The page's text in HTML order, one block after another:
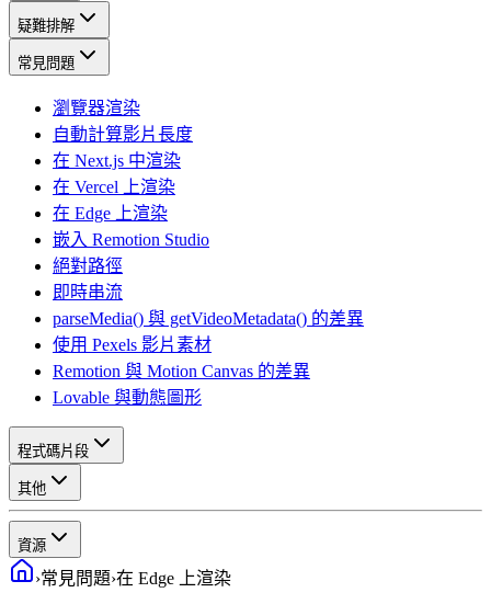
疑難排解
常見問題
瀏覽器渲染
自動計算影片長度
在 Next.js 中渲染
在 Vercel 上渲染
在 Edge 上渲染
嵌入 Remotion Studio
絕對路徑
即時串流
parseMedia() 與 getVideoMetadata() 的差異
使用 Pexels 影片素材
Remotion 與 Motion Canvas 的差異
Lovable 與動態圖形
程式碼片段
其他
資源
›常見問題›在 Edge 上渲染